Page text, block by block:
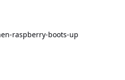
raspberry-boots-up